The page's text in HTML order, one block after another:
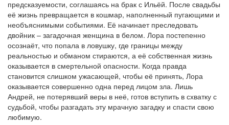
предсказуемости, соглашаясь на брак с Ильёй. После свадьбы
её жизнь превращается в кошмар, наполненный пугающими и
необъяснимыми событиями. Её начинает преследовать
двойник – загадочная женщина в белом. Лора постепенно
осознаёт, что попала в ловушку, где границы между
реальностью и обманом стираются, а её собственная жизнь
оказывается в смертельной опасности. Когда правда
становится слишком ужасающей, чтобы её принять, Лора
оказывается совершенно одна перед лицом зла. Лишь
Андрей, не потерявший веры в неё, готов вступить в схватку с
судьбой, чтобы разгадать эту мрачную загадку и спасти свою
любимую.